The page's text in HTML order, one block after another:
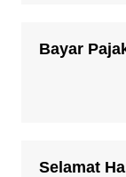
Bayar
Selamat